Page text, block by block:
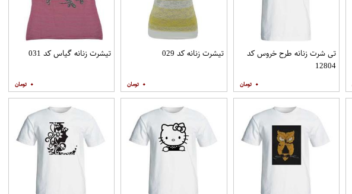
تی شرت زنانه طرح خروس کد
12804
۰
تیشرت زنانه کد 029
۰
تیشرت زنانه گیاس کد 031
۰